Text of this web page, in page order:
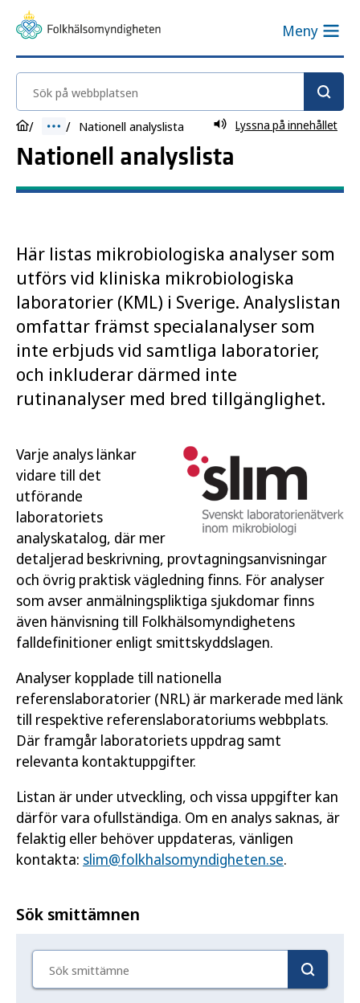
Meny
Sök på webbplatsen
Nationell analyslista Lyssna på innehållet
Nationell analyslista
Här listas mikrobiologiska analyser som
utförs vid kliniska mikrobiologiska
laboratorier (KML) i Sverige. Analyslistan
omfattar främst specialanalyser som
inte erbjuds vid samtliga laboratorier,
och inkluderar därmed inte
rutinanalyser med bred tillgänglighet.
Varje analys länkar
vidare till det
utförande
laboratoriets
analyskatalog, där mer
detaljerad beskrivning, provtagningsanvisningar
och övrig praktisk vägledning finns. För analyser
som avser anmälningspliktiga sjukdomar finns
även hänvisning till Folkhälsomyndighetens
falldefinitioner enligt smittskyddslagen.
Analyser kopplade till nationella
referenslaboratorier (NRL) är markerade med länk
till respektive referenslaboratoriums webbplats.
Där framgår laboratoriets uppdrag samt
relevanta kontaktuppgifter.
Listan är under utveckling, och vissa uppgifter kan
därför vara ofullständiga. Om en analys saknas, är
felaktig eller behöver uppdateras, vänligen
kontakta: slim@folkhalsomyndigheten.se.
Sök smittämnen